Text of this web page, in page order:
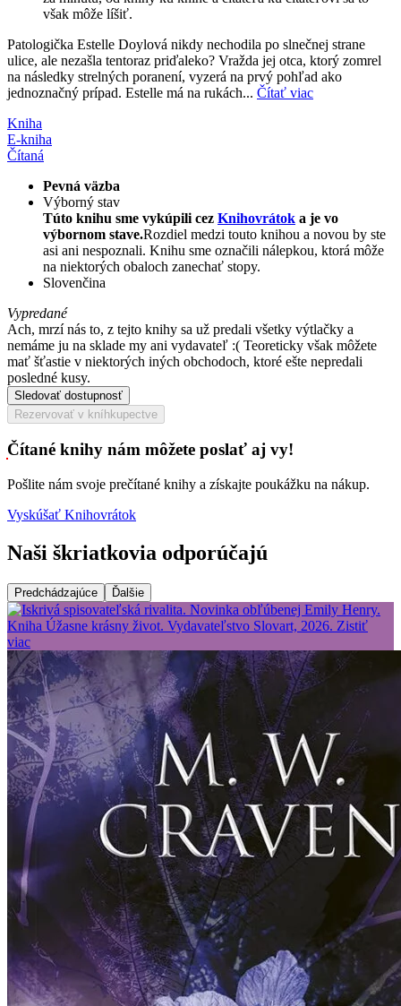
však môže líšiť.
Patologička Estelle Doylová nikdy nechodila po slnečnej strane
ulice, ale nezašla tentoraz priďaleko? Vražda jej otca, ktorý zomrel
na následky strelných poranení, vyzerá na prvý pohľad ako
jednoznačný prípad. Estelle má na rukách... Čítať viac
Kniha
E-kniha
Čítaná
Pevná väzba
Výborný stav
Túto knihu sme vykúpili cez Knihovrátok a je vo
výbornom stave.Rozdiel medzi touto knihou a novou by ste
asi ani nespoznali. Knihu sme označili nálepkou, ktorá môže
na niektorých obaloch zanechať stopy.
Slovenčina
Vypredané
Ach, mrzí nás to, z tejto knihy sa už predali všetky výtlačky a
nemáme ju na sklade my ani vydavateľ :( Teoreticky však môžete
mať šťastie v niektorých iných obchodoch, ktoré ešte nepredali
posledné kusy.
Sledovať dostupnosť
Rezervovať v kníhkupectve
Čítané knihy nám môžete poslať aj vy!
Pošlite nám svoje prečítané knihy a získajte poukážku na nákup.
Vyskúšať Knihovrátok
Naši škriatkovia odporúčajú
Predchádzajúce Ďalšie